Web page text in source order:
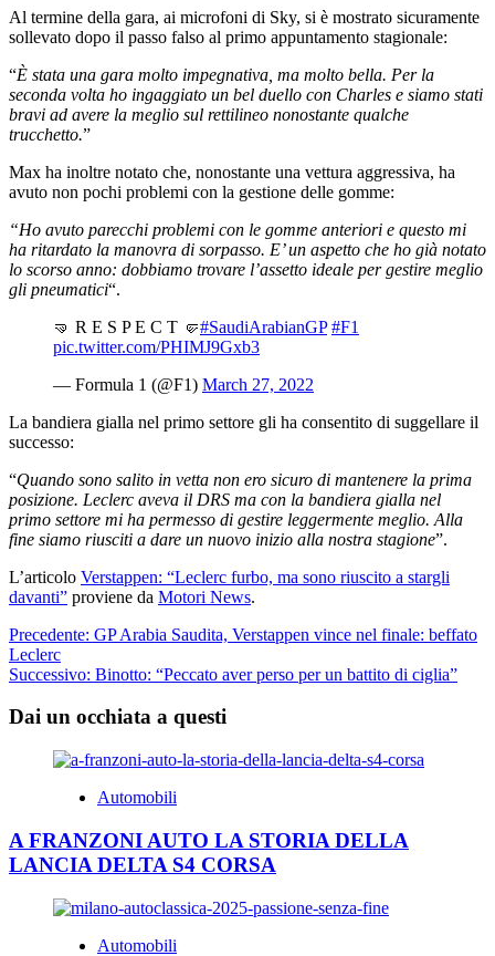
Al termine della gara, ai microfoni di Sky, si è mostrato sicuramente
sollevato dopo il passo falso al primo appuntamento stagionale:
“È stata una gara molto impegnativa, ma molto bella. Per la
seconda volta ho ingaggiato un bel duello con Charles e siamo stati
bravi ad avere la meglio sul rettilineo nonostante qualche
trucchetto.”
Max ha inoltre notato che, nonostante una vettura aggressiva, ha
avuto non pochi problemi con la gestione delle gomme:
“Ho avuto parecchi problemi con le gomme anteriori e questo mi
ha ritardato la manovra di sorpasso. E’ un aspetto che ho già notato
lo scorso anno: dobbiamo trovare l’assetto ideale per gestire meglio
gli pneumatici“.
🤜 R E S P E C T 🤛#SaudiArabianGP #F1
pic.twitter.com/PHIMJ9Gxb3
— Formula 1 (@F1) March 27, 2022
La bandiera gialla nel primo settore gli ha consentito di suggellare il
successo:
“Quando sono salito in vetta non ero sicuro di mantenere la prima
posizione. Leclerc aveva il DRS ma con la bandiera gialla nel
primo settore mi ha permesso di gestire leggermente meglio. Alla
fine siamo riusciti a dare un nuovo inizio alla nostra stagione”.
L’articolo Verstappen: “Leclerc furbo, ma sono riuscito a stargli
davanti” proviene da Motori News.
Navigazione
articolo
Precedente: GP Arabia Saudita, Verstappen vince nel finale: beffato
Leclerc
Successivo: Binotto: “Peccato aver perso per un battito di ciglia”
Dai un occhiata a questi
Automobili
A FRANZONI AUTO LA STORIA DELLA
LANCIA DELTA S4 CORSA
Automobili